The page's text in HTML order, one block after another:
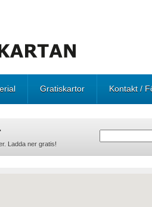
Gratiskartor Kontakt /
Ladda ner gratis!